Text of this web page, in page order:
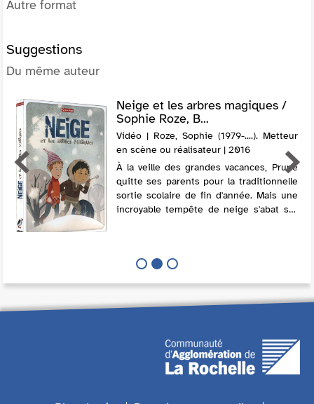
Autre format
Suggestions
Du même auteur
Neige et les arbres magiques /
Sophie Roze, B...
Vidéo | Roze, Sophie (1979-....). Metteur
en scène ou réalisateur | 2016
À la veille des grandes vacances, Prune
quitte ses parents pour la traditionnelle
sortie scolaire de fin d'année. Mais une
incroyable tempête de neige s'abat sur